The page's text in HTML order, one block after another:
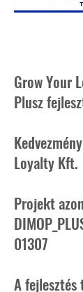
Grow Your
Plusz
Loyalty Kft.
Projekt
01307
A fejlesztés